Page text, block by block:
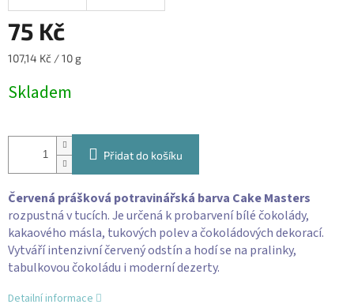
75 Kč
Měrná
107,14 Kč / 10 g
Skladem
Přidat do košíku
Červená prášková potravinářská barva Cake Masters
rozpustná v tucích. Je určená k probarvení bílé čokolády,
kakaového másla, tukových polev a čokoládových dekorací.
Vytváří intenzivní červený odstín a hodí se na pralinky,
tabulkovou čokoládu i moderní dezerty.
Detailní informace